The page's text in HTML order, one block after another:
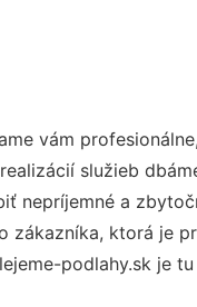
vám
služieb
nepríjemné a
zákazníka, ktorá je
podlahy.sk je